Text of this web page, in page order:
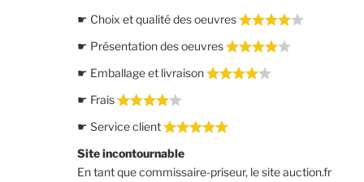
☛ Choix et qualité des oeuvres
☛ Présentation des oeuvres
☛ Emballage et livraison
☛ Frais
☛ Service client
Site incontournable
En tant que commissaire-priseur, le site auction.fr